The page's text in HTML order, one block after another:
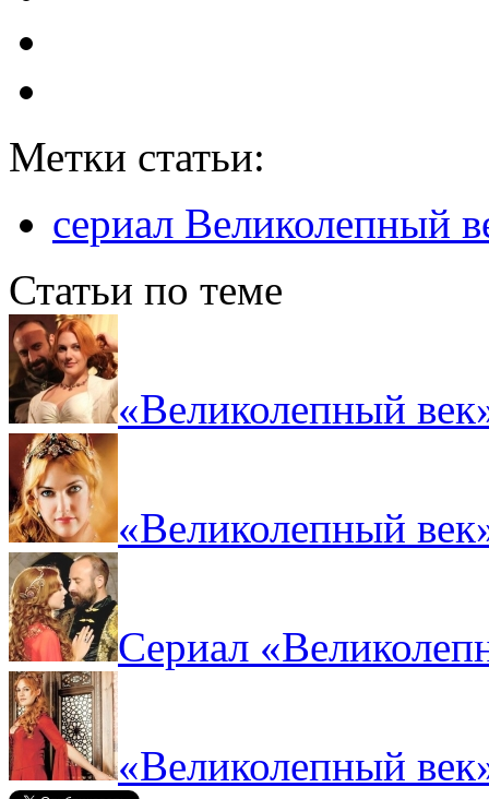
Метки статьи:
сериал Великолепный
Статьи по теме
«Великолепный
«Великолепный
Сериал
«Великолепный